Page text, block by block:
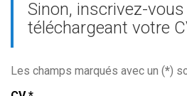
Sinon, inscrivez-vous
téléchargeant votre
Les champs marqués avec un (*)